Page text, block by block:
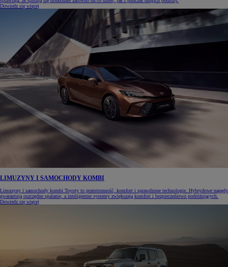
Dowiedz się więcej
LIMUZYNY I SAMOCHODY KOMBI
Limuzyny i samochody kombi Toyoty to przestronność, komfort i sprawdzone technologie. Hybrydowe napędy
gwarantują oszczędne spalanie, a inteligentne systemy zwiększają komfort i bezpieczeństwo podróżujących.
Dowiedz się więcej